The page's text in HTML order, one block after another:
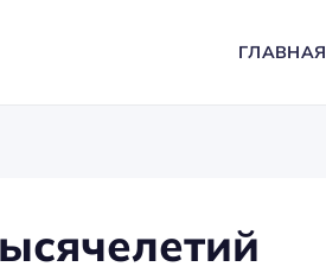
ГЛАВНАЯ